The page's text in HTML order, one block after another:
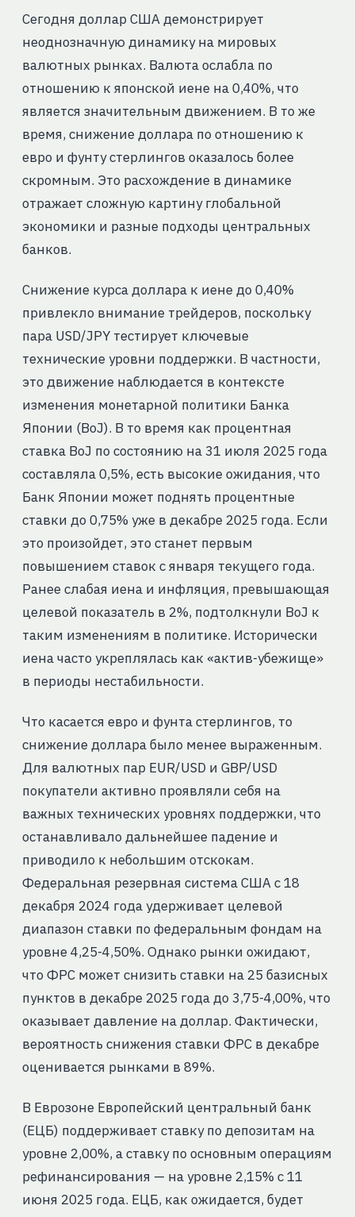
Сегодня доллар США демонстрирует
неоднозначную динамику на мировых
валютных рынках. Валюта ослабла по
отношению к японской иене на 0,40%, что
является значительным движением. В то же
время, снижение доллара по отношению к
евро и фунту стерлингов оказалось более
скромным. Это расхождение в динамике
отражает сложную картину глобальной
экономики и разные подходы центральных
банков.
Снижение курса доллара к иене до 0,40%
привлекло внимание трейдеров, поскольку
пара USD/JPY тестирует ключевые
технические уровни поддержки. В частности,
это движение наблюдается в контексте
изменения монетарной политики Банка
Японии (BoJ). В то время как процентная
ставка BoJ по состоянию на 31 июля 2025 года
составляла 0,5%, есть высокие ожидания, что
Банк Японии может поднять процентные
ставки до 0,75% уже в декабре 2025 года. Если
это произойдет, это станет первым
повышением ставок с января текущего года.
Ранее слабая иена и инфляция, превышающая
целевой показатель в 2%, подтолкнули BoJ к
таким изменениям в политике. Исторически
иена часто укреплялась как «актив-убежище»
в периоды нестабильности.
Что касается евро и фунта стерлингов, то
снижение доллара было менее выраженным.
Для валютных пар EUR/USD и GBP/USD
покупатели активно проявляли себя на
важных технических уровнях поддержки, что
останавливало дальнейшее падение и
приводило к небольшим отскокам.
Федеральная резервная система США с 18
декабря 2024 года удерживает целевой
диапазон ставки по федеральным фондам на
уровне 4,25-4,50%. Однако рынки ожидают,
что ФРС может снизить ставки на 25 базисных
пунктов в декабре 2025 года до 3,75-4,00%, что
оказывает давление на доллар. Фактически,
вероятность снижения ставки ФРС в декабре
оценивается рынками в 89%.
В Еврозоне Европейский центральный банк
(ЕЦБ) поддерживает ставку по депозитам на
уровне 2,00%, а ставку по основным операциям
рефинансирования — на уровне 2,15% с 11
июня 2025 года. ЕЦБ, как ожидается, будет